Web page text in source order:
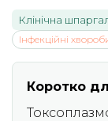
Клінічна
Інфекційні
Коротко